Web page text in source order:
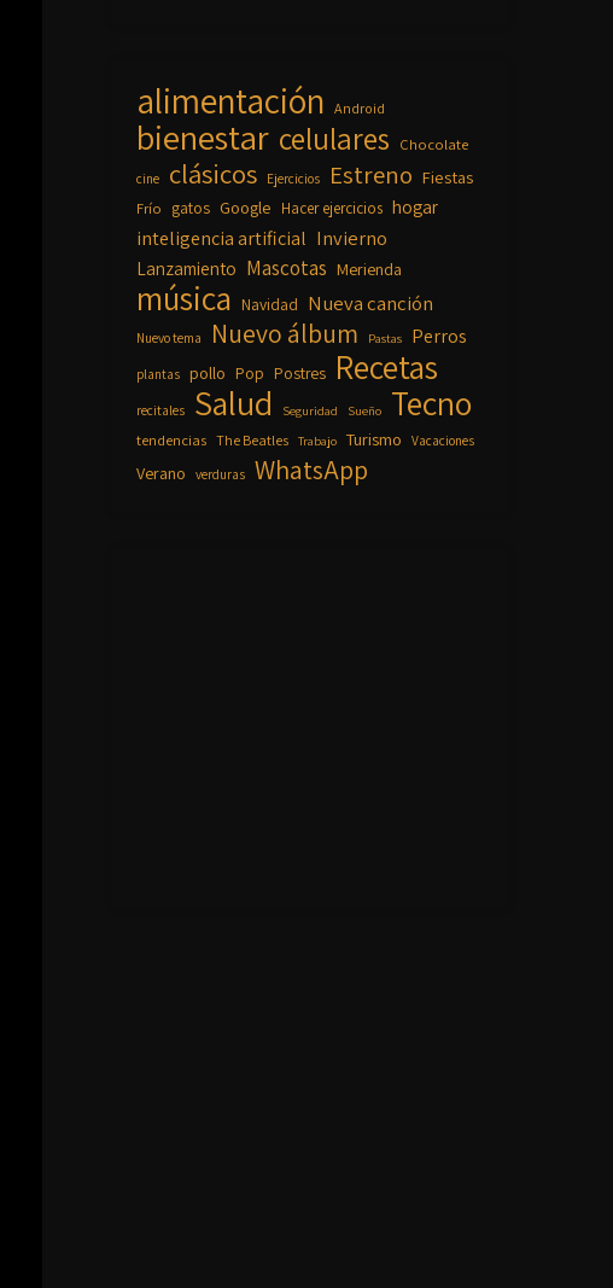
alimentación Android
bienestar celulares Chocolate
cine clásicos Ejercicios Estreno Fiestas
Frío gatos Google Hacer ejercicios hogar
inteligencia artificial Invierno
Lanzamiento Mascotas Merienda
música Navidad Nueva canción
Nuevo tema Nuevo álbum Pastas Perros
plantas pollo Pop Postres Recetas
recitales Salud Seguridad Sueño Tecno
tendencias The Beatles Trabajo Turismo Vacaciones
Verano verduras WhatsApp